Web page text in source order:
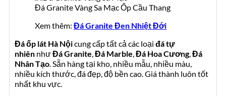
Đá Granite Vàng Sa Mạc Ốp Cầu Thang
Xem thêm: Đá Granite Đen Nhiệt Đới
Đá ốp lát Hà Nộicung cấp tất cả các loại đá tự
nhiên nhưĐá Granite,Đá Marble,Đá Hoa Cương,Đá
Nhân Tạo. Sẵn hàng tại kho, nhiều mẫu, nhiều màu,
nhiều kích thước, đá đẹp, độ bền cao. Giá thành luôn tốt
nhất khu vực.